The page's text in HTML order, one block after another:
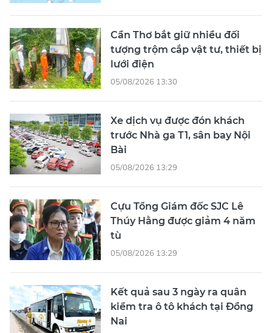
Cần Thơ bắt giữ nhiều đối
tượng trộm cắp vật tư, thiết bị
lưới điện
05/08/2026 13:30
Xe dịch vụ được đón khách
trước Nhà ga T1, sân bay Nội
Bài
05/08/2026 13:29
Cựu Tổng Giám đốc SJC Lê
Thúy Hằng được giảm 4 năm
tù
05/08/2026 13:29
Kết quả sau 3 ngày ra quân
kiểm tra ô tô khách tại Đồng
Nai